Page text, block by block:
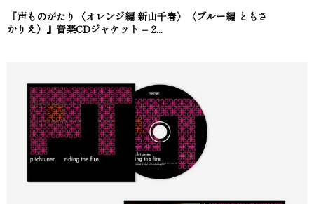
『声ものがたり〈オレンジ編 新山千春〉〈ブルー編 ともさ
かりえ〉』音楽CDジャケット – 2...